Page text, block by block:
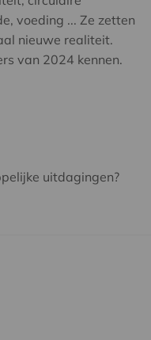
voeding ... Ze zetten
nieuwe realiteit.
van 2024 kennen.
uitdagingen?